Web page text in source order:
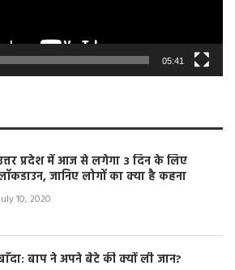
05:41
प्रदेश में आज से लगेगा 3 दिन के लिए
जानिए लोगों का क्या है कहना
10, 2020
बाप ने अपने बेटे की क्यों ली जान?